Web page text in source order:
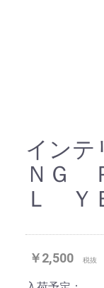
イン
ＮＧ
Ｌ Ｙ
￥2,500 税抜